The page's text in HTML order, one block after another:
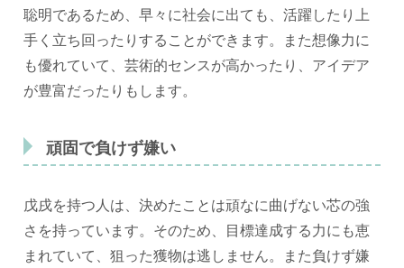
聡明であるため、早々に社会に出ても、活躍したり上
手く立ち回ったりすることができます。また想像力に
も優れていて、芸術的センスが高かったり、アイデア
が豊富だったりもします。
頑固で負けず嫌い
戊戌を持つ人は、決めたことは頑なに曲げない芯の強
さを持っています。そのため、目標達成する力にも恵
まれていて、狙った獲物は逃しません。また負けず嫌